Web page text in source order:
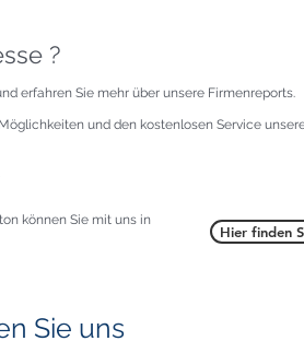
?
erfahren Sie mehr über unsere Firmenreports.
und den kostenlosen Service
können Sie mit uns in
Hier finden
Sie uns